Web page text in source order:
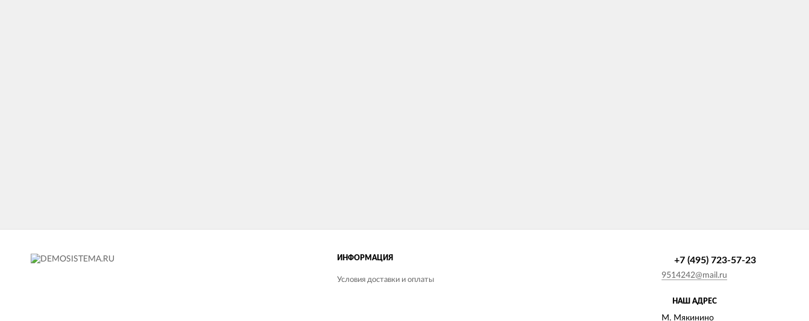
ИНФОРМАЦИЯ
Условия доставки и оплаты
НАШ АДРЕС
М. Мякинино
+7 (495) 723-57-23
9514242@mail.ru